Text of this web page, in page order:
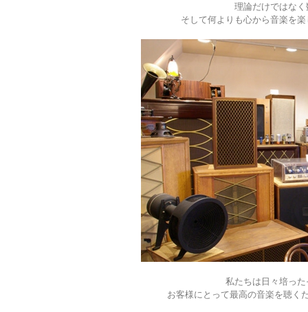
理論だけではな
そして何よりも心から音楽を
私たちは日々培っ
お客様にとって最高の音楽を聴く